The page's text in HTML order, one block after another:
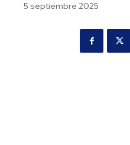
5 septiembre 2025